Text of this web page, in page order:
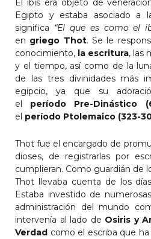
El ibis era objeto de
Egipto y estaba asociado a
significa “El que es como el
en griego Thot. Se le
conocimiento, la escritura, las
y el tiempo, así como de la
de las tres divinidades más
egipcio, ya que su
el período Pre-Dinástico
el período Ptolemaico (323-
Thot fue el encargado de
dioses, de registrarlas por
cumplieran. Como guardián de
Thot llevaba cuenta de los
Estaba investido de
administración del mundo
intervenía al lado de Osiris y
Verdad como el escriba que